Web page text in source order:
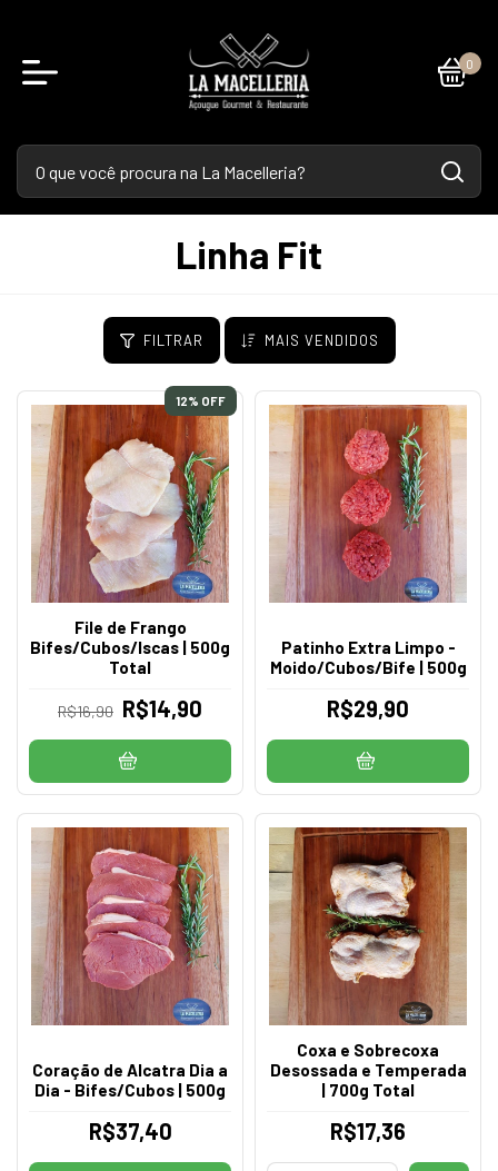
0
Linha Fit
FILTRAR MAIS VENDIDOS
12% OFF
File de Frango
Bifes/Cubos/Iscas | 500g
Total
R$16,90 R$14,90
Patinho Extra Limpo -
Moido/Cubos/Bife | 500g
R$29,90
Coração de Alcatra Dia a
Dia - Bifes/Cubos | 500g
R$37,40
Coxa e Sobrecoxa
Desossada e Temperada
| 700g Total
R$17,36